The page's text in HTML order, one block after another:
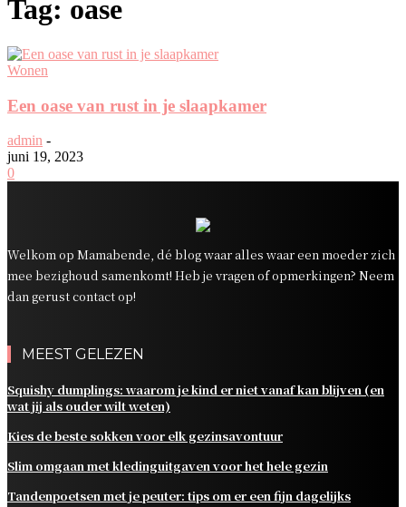
Tag: oase
Wonen
Een oase van rust in je slaapkamer
admin -
juni 19, 2023
0
Welkom op Mamabende, dé blog waar alles waar een moeder zich
mee bezighoud samenkomt! Heb je vragen of opmerkingen? Neem
dan gerust contact op!
MEEST GELEZEN
Squishy dumplings: waarom je kind er niet vanaf kan blijven (en
wat jij als ouder wilt weten)
Kies de beste sokken voor elk gezinsavontuur
Slim omgaan met kledinguitgaven voor het hele gezin
Tandenpoetsen met je peuter: tips om er een fijn dagelijks